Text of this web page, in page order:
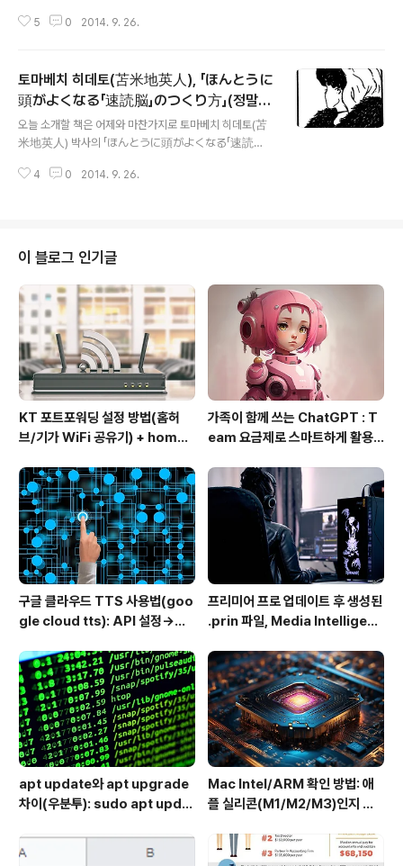
신'과 '지금의 자신'을 비교해도 어쩔 수 없다. 인간은 항상
던 경험, 시간, 그리고 지식을 지금 갖고 있기 때문에 이렇
게 생각하는 것일 뿐입니다. - 그리고 '인간이라는 것은, 자
신을 과소평가하는한, 그 인생이 성공적이라고 할 수는 없
다'라고 말합니다.즉, '가상의 나'를 '현재의 나' 보다 뛰어나
다고 생각하는 한, 지금의 자신을 스스로 과소평가한 자기
이미지를 가지게되어 버렸다는 것입니다. 기본적으로 '..
5 0 2014. 9. 26.
토마베치 히데토(苫米地英人), 「ほんとうに
頭がよくなる「速読脳」のつくり方」(정말
머리가 좋아지는 속독뇌를 만드는 방법)
오늘 소개할 책은 어제와 마찬가지로 토마베치 히데토(苫
米地英人) 박사의 「ほんとうに頭がよくなる「速読脳」
법)입니다. 그가 말하는 속독을 하는 진정한 의미는 새로운
는 것이면 해당 이미지를 본 순간 분명히 이미지를 떠올리
수 있다. 예를 들어, 한 번 햄버거를 먹어 본 적이있는 사람
이라면, 패밀리 레스토랑의 메뉴에서 햄버거 사진을 보는
순간 그 맛, 냄새, 혀의 감촉에 대한 이미지를 가지고 있다.
그것과 마찬가지로 자신이 이미 잘 알고있는 지식에 관한
책이라면 거기에 써있는 단어, 문장..
4 0 2014. 9. 26.
이 블로그 인기글
KT 포트포워딩 설정 방법(홈허
브/기가 WiFi 공유기) + homeh
가족이 함께 쓰는 ChatGPT : T
eam 요금제로 스마트하게 활용
구글 클라우드 TTS 사용법(goo
gle cloud tts): API 설정→음
프리미어 프로 업데이트 후 생성된
.prin 파일, Media Intelligenc
apt update와 apt upgrade
차이(우분투): sudo apt updat
Mac Intel/ARM 확인 방법: 애
플 실리콘(M1/M2/M3)인지 인